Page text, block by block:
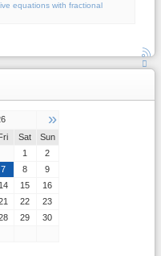
equations with fractional
»
Fri Sat
Sun
1
2
7 8
9
14 15
16
22
23
29
30